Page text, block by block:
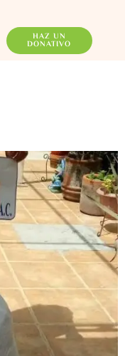
HAZ UN
DONATIVO